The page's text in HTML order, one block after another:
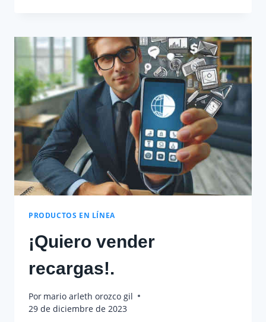
PLATAFORMA
PARA
VENDER
RECARGAS
EN
COLOMBIA?
PRODUCTOS EN LÍNEA
¡Quiero vender
recargas!.
Por mario arleth orozco gil
29 de diciembre de 2023